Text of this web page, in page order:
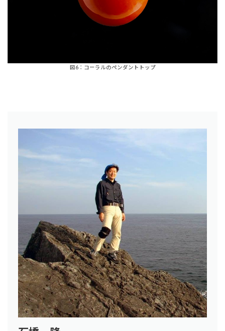
図6：コーラルのペンダントトップ